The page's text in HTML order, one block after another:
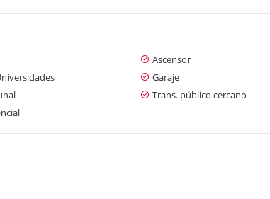
Ascensor
Garaje
Trans. público cercano